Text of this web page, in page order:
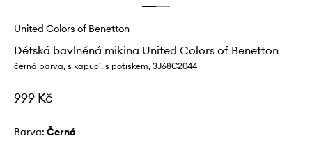
United Colors of Benetton
Dětská bavlněná mikina United Colors of Benetton
černá barva, s kapucí, s potiskem, 3J68C2044
999 Kč
Barva: černá